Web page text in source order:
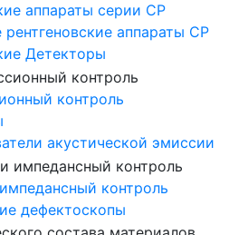
аппараты серии CP
аппараты CP
Детекторы
контроль
акустической эмиссии
контроль
дефектоскопы